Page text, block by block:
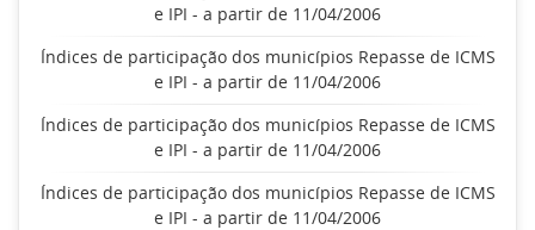
e IPI - a partir de 11/04/2006
Índices de participação dos municípios Repasse de ICMS
e IPI - a partir de 11/04/2006
Índices de participação dos municípios Repasse de ICMS
e IPI - a partir de 11/04/2006
Índices de participação dos municípios Repasse de ICMS
e IPI - a partir de 11/04/2006